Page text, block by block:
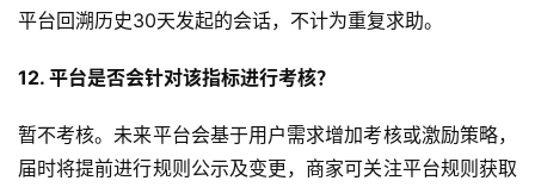
平台回溯历史30天发起的会话，不计为重复求助。
12. 平台是否会针对该指标进行考核？
暂不考核。未来平台会基于用户需求增加考核或激励策略，
届时将提前进行规则公示及变更，商家可关注平台规则获取